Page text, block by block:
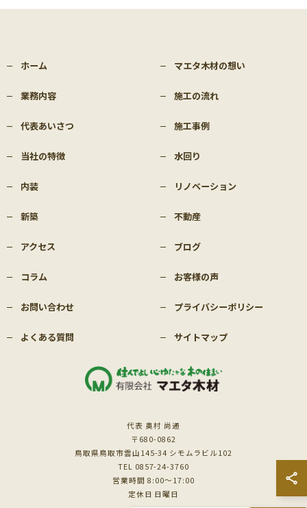
ホーム マエタ木材の想い
業務内容 施工の流れ
代表あいさつ 施工事例
当社の特徴 水回り
内装 リノベーション
新築 不動産
アクセス ブログ
コラム お客様の声
お問い合わせ プライバシーポリシー
よくある質問 サイトマップ
代表 奥村 尚通
〒680-0862
鳥取県鳥取市雲山145-34 シモムラビル102
TEL 0857-24-3760
営業時間 8:00～17:00
定休日 日曜日